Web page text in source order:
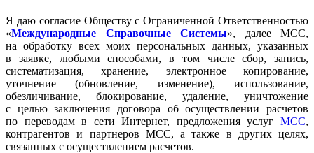
Я даю согласие Обществу с Ограниченной Ответственностью
«Международные Справочные Системы», далее МСС,
на обработку всех моих персональных данных, указанных
в заявке, любыми способами, в том числе сбор, запись,
систематизация, хранение, электронное копирование,
уточнение (обновление, изменение), использование,
обезличивание, блокирование, удаление, уничтожение
с целью заключения договора об осуществлении расчетов
по переводам в сети Интернет, предложения услуг МСС,
контрагентов и партнеров МСС, а также в других целях,
связанных с осуществлением расчетов.